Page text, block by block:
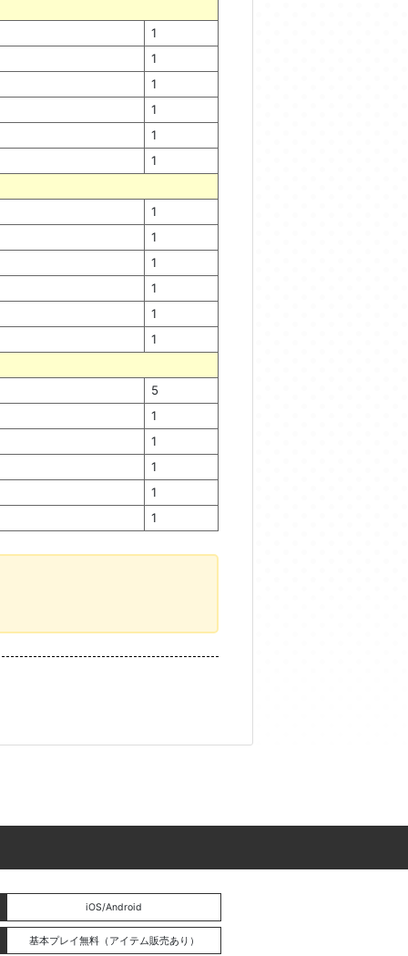
1
1
1
1
1
1
1
1
1
1
1
1
5
1
1
1
1
1
iOS/Android
基本プレイ無料（アイテム販売あり）